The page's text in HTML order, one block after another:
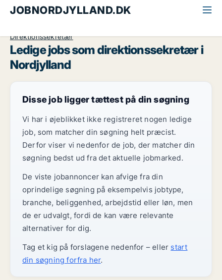
JOBNORDJYLLAND.DK
Direktionssekretær
Ledige jobs som direktionssekretær i
Nordjylland
Disse job ligger tættest på din søgning
Vi har i øjeblikket ikke registreret nogen ledige
job, som matcher din søgning helt præcist.
Derfor viser vi nedenfor de job, der matcher din
søgning bedst ud fra det aktuelle jobmarked.
De viste jobannoncer kan afvige fra din
oprindelige søgning på eksempelvis jobtype,
branche, beliggenhed, arbejdstid eller løn, men
de er udvalgt, fordi de kan være relevante
alternativer for dig.
Tag et kig på forslagene nedenfor – eller start
din søgning forfra her.